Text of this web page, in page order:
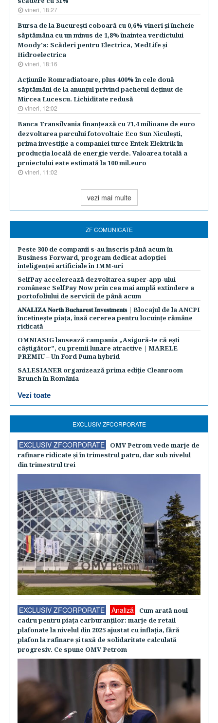
vineri, 18:27
Bursa de la Bucureşti coboară cu 0,6% vineri şi încheie
săptămâna cu un minus de 1,8% înaintea verdictului
Moody's: Scăderi pentru Electrica, MedLife şi
Hidroelectrica
vineri, 18:16
Acţiunile Romradiatoare, plus 400% în cele două
săptămâni de la anunţul privind pachetul deţinut de
Mircea Lucescu. Lichiditate redusă
vineri, 12:02
Banca Transilvania finanţează cu 71,4 milioane de euro
dezvoltarea parcului fotovoltaic Eco Sun Niculeşti,
prima investiţie a companiei turce Entek Elektrik în
producţia locală de energie verde. Valoarea totală a
proiectului este estimată la 100 mil.euro
vineri, 11:02
vezi mai multe
ZF COMUNICATE
Peste 300 de companii s-au înscris până acum în
Business Forward, program dedicat adopției
inteligenței artificiale în IMM-uri
SelfPay accelerează dezvoltarea super-app-ului
românesc SelfPay Now prin cea mai amplă extindere a
portofoliului de servicii de până acum
𝐀𝐍𝐀𝐋𝐈𝐙𝐀 𝐍𝐨𝐫𝐭𝐡 𝐁𝐮𝐜𝐡𝐚𝐫𝐞𝐬𝐭 𝐈𝐧𝐯𝐞𝐬𝐭𝐦𝐞𝐧𝐭𝐬 | Blocajul de la ANCPI
încetinește piața, însă cererea pentru locuințe rămâne
ridicată
OMNIASIG lansează campania „Asigură-te că ești
câștigător”, cu premii lunare atractive | MARELE
PREMIU – Un Ford Puma hybrid
SALESIANER organizează prima ediție Cleanroom
Brunch în România
Vezi toate
EXCLUSIV ZFCORPORATE
EXCLUSIV ZFCORPORATE
OMV Petrom vede marje de
rafinare ridicate şi în trimestrul patru, dar sub nivelul
din trimestrul trei
EXCLUSIV ZFCORPORATE Analiză
Cum arată noul
cadru pentru piaţa carburanţilor: marje de retail
plafonate la nivelul din 2025 ajustat cu inflaţia, fără
plafon la rafinare şi taxă de solidaritate calculată
progresiv. Ce spune OMV Petrom